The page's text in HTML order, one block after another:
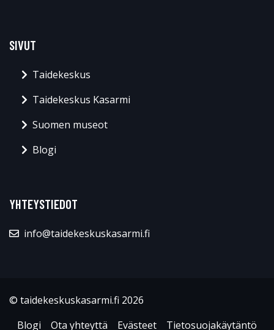
SIVUT
Taidekeskus
Taidekeskus Kasarmi
Suomen museot
Blogi
YHTEYSTIEDOT
info@taidekeskuskasarmi.fi
© taidekeskuskasarmi.fi 2026
Blogi
Ota yhteyttä Evästeet Tietosuojakäytäntö